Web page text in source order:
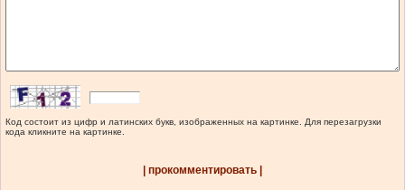
Код состоит из цифр и латинских букв, изображенных на картинке. Для перезагрузки
кода кликните на картинке.
| прокомментировать |